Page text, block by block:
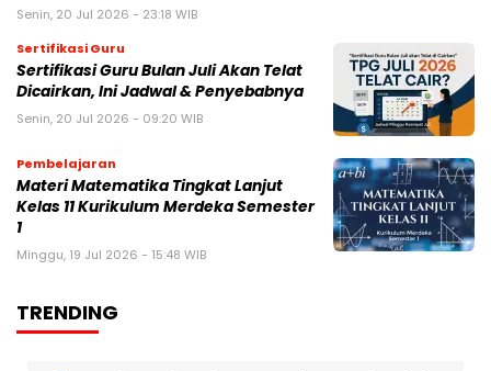
Senin, 20 Jul 2026 - 23:18 WIB
Sertifikasi Guru
Sertifikasi Guru Bulan Juli Akan Telat
Dicairkan, Ini Jadwal & Penyebabnya
Senin, 20 Jul 2026 - 09:20 WIB
Pembelajaran
Materi Matematika Tingkat Lanjut
Kelas 11 Kurikulum Merdeka Semester
1
Minggu, 19 Jul 2026 - 15:48 WIB
TRENDING